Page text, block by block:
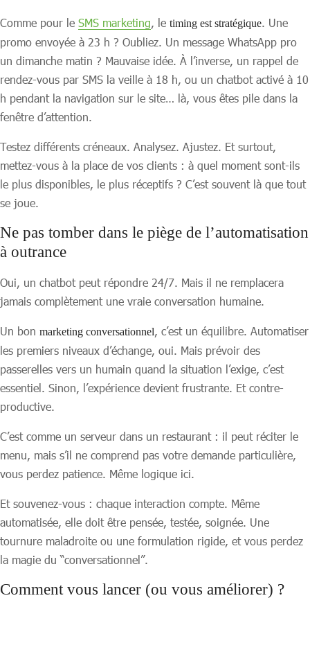
Comme pour le SMS marketing , le timing est stratégique . Une
promo envoyée à 23 h ? Oubliez. Un message WhatsApp pro
un dimanche matin ? Mauvaise idée. À l’inverse, un rappel de
rendez-vous par SMS la veille à 18 h, ou un chatbot activé à 10
h pendant la navigation sur le site… là, vous êtes pile dans la
fenêtre d’attention.
Testez différents créneaux. Analysez. Ajustez. Et surtout,
mettez-vous à la place de vos clients : à quel moment sont-ils
le plus disponibles, le plus réceptifs ? C’est souvent là que tout
se joue.
Ne pas tomber dans le piège de l’automatisation
à outrance
Oui, un chatbot peut répondre 24/7. Mais il ne remplacera
jamais complètement une vraie conversation humaine.
Un bon marketing conversationnel
, c’est un équilibre. Automatiser
les premiers niveaux d’échange, oui. Mais prévoir des
passerelles vers un humain quand la situation l’exige, c’est
essentiel. Sinon, l’expérience devient frustrante. Et contre-
productive.
C’est comme un serveur dans un restaurant : il peut réciter le
menu, mais s’il ne comprend pas votre demande particulière,
vous perdez patience. Même logique ici.
Et souvenez-vous : chaque interaction compte. Même
automatisée, elle doit être pensée, testée, soignée. Une
tournure maladroite ou une formulation rigide, et vous perdez
la magie du “conversationnel”.
Comment vous lancer (ou vous améliorer) ?